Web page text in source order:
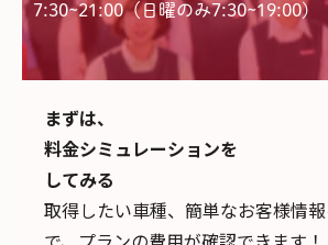
7:30~21:00（日曜のみ7:30~19:00)
まずは、
料金シミュレーションを
してみる
取得したい車種、簡単なお客様情